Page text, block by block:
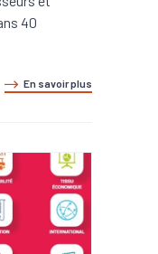
40
En savoir plus